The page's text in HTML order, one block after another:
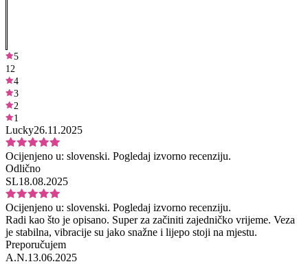
5
12
4
3
2
1
Lucky26.11.2025
Ocijenjeno u: slovenski. Pogledaj izvorno recenziju.
Odlično
SL18.08.2025
Ocijenjeno u: slovenski. Pogledaj izvorno recenziju.
Radi kao što je opisano. Super za začiniti zajedničko vrijeme. Veza
je stabilna, vibracije su jako snažne i lijepo stoji na mjestu.
Preporučujem
A.N.13.06.2025